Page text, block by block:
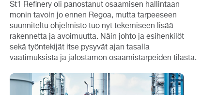
St1 Refinery oli panostanut osaamisen hallintaan
monin tavoin jo ennen Regoa, mutta tarpeeseen
suunniteltu ohjelmisto tuo nyt tekemiseen lisää
rakennetta ja avoimuutta. Näin johto ja esihenkilöt
sekä työntekijät itse pysyvät ajan tasalla
vaatimuksista ja jalostamon osaamistarpeiden tilasta.